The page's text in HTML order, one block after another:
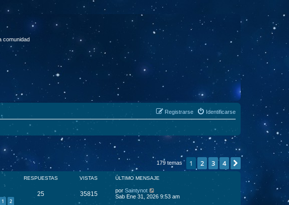
comunidad
Identificarse
Registrarse
179 temas 1 2 3 4 Siguiente
RESPUESTAS VISTAS ÚLTIMO MENSAJE
1 2
25 35815 por Saintynot
Sab Ene 31, 2026 9:53 am